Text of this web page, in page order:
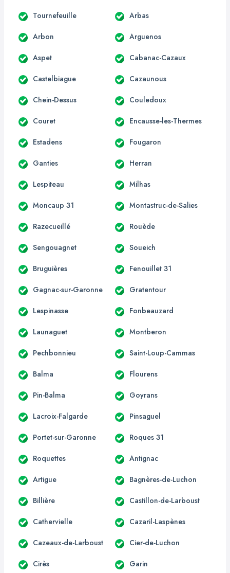
Tournefeuille Arbas
Arbon Arguenos
Aspet Cabanac-Cazaux
Castelbiague Cazaunous
Chein-Dessus Couledoux
Couret Encausse-les-Thermes
Estadens Fougaron
Ganties Herran
Lespiteau Milhas
Moncaup 31 Montastruc-de-Salies
Razecueillé Rouède
Sengouagnet Soueich
Bruguières Fenouillet 31
Gagnac-sur-Garonne Gratentour
Lespinasse Fonbeauzard
Launaguet Montberon
Pechbonnieu Saint-Loup-Cammas
Balma Flourens
Pin-Balma Goyrans
Lacroix-Falgarde Pinsaguel
Portet-sur-Garonne Roques 31
Roquettes Antignac
Artigue Bagnères-de-Luchon
Billière Castillon-de-Larboust
Cathervielle Cazaril-Laspènes
Cazeaux-de-Larboust Cier-de-Luchon
Cirès Garin